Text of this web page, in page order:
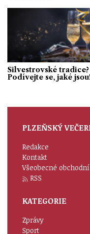
Silvestrovské tradice?
Podívejte se, jaké
PLZEŇSKÝ
Redakce
Kontakt
Všeobecné
RSS
KATEGORIE
Zprávy
Sport